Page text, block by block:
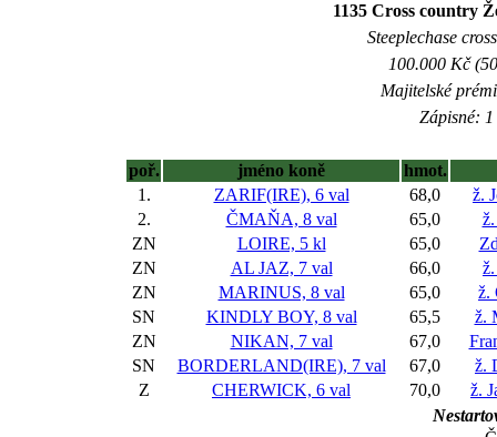
1135 Cross country
Steeplechase
100.000 Kč
Majitelské
Zápisné:
poř. jméno koně
hmot.
1.
ZARIF(IRE), 6 val 68,0
ž.
2.
ČMAŇA, 8 val 65,0
ZN
LOIRE, 5 kl 65,0
ZN
AL JAZ, 7 val 66,0
ZN
MARINUS, 8 val 65,0
ž.
SN
KINDLY BOY, 8 val 65,5
ž.
ZN
NIKAN, 7 val 67,0
SN
BORDERLAND(IRE), 7 val 67,0
ž.
Z
CHERWICK, 6 val 70,0
ž.